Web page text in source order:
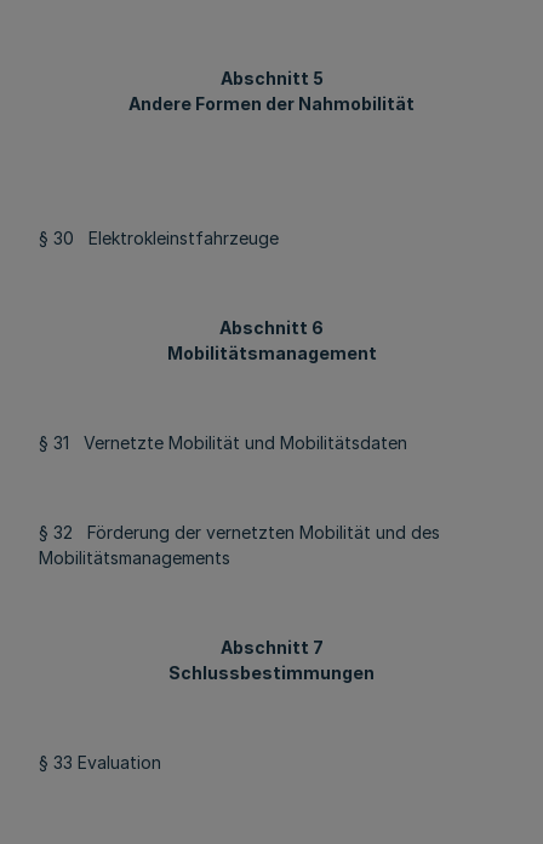
Abschnitt 5
Andere Formen der Nahmobilität
§ 30 Elektrokleinstfahrzeuge
Abschnitt 6
Mobilitätsmanagement
§ 31 Vernetzte Mobilität und Mobilitätsdaten
§ 32 Förderung der vernetzten Mobilität und des
Mobilitätsmanagements
Abschnitt 7
Schlussbestimmungen
§ 33 Evaluation